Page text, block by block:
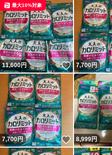
11,600円 いいね！
最大10%対象
7,700円
7,700円 いいね！
8,999円